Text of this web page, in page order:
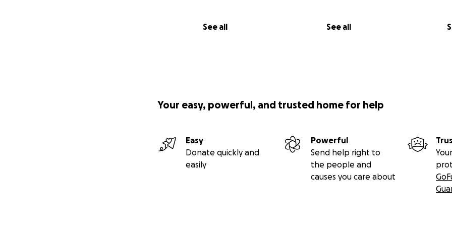
See all See all
Your easy, powerful, and trusted home for help
Easy
Donate quickly and
easily
Powerful
Send help right to
the people and
causes you care about